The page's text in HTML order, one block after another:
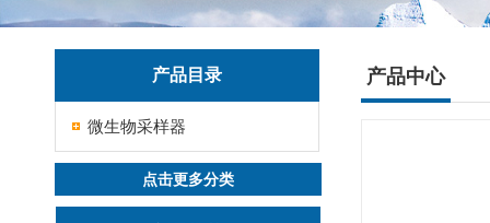
产品目录
微生物采样器
点击更多分类
产品中心